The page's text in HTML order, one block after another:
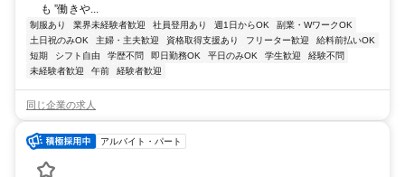
も ”働きや...
制服あり 業界未経験者歓迎 社員登用あり 週1日からOK
副業・WワークOK
土日祝のみOK
主婦・主夫歓迎 資格取得支援あり フリーター歓迎
給料前払いOK
短期
シフト自由 学歴不問 即日勤務OK 平日のみOK 学生歓迎
経験不問
未経験者歓迎
午前 経験者歓迎
同じ企業の求人
アルバイト・パート